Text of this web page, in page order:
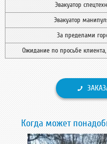
Эвакуатор
Эвакуатор
За пределами
Ожидание по просьбе клиента,
Когда может